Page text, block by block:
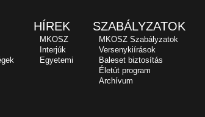
HÍREK
MKOSZ
Interjúk
Egyetemi
SZABÁLYZATOK
MKOSZ Szabályzatok
Versenykiírások
Baleset biztosítás
Életút program
Archívum